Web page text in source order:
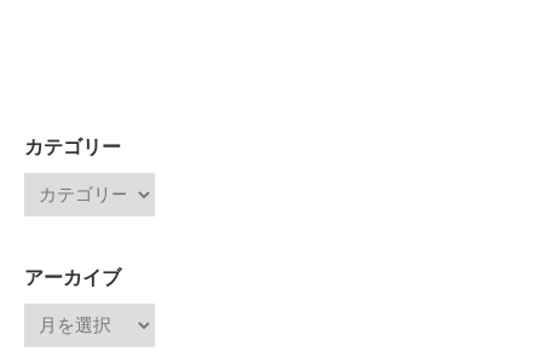
カテゴリー
アーカイブ